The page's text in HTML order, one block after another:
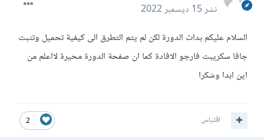
نشر15 ديسمبر 2022
السلام عليكم بدات الدورة لكن لم يتم التطرق الى كيفية تحميل وتثبت
جافا سكريبت فارجو الافادة كما ان صفحة الدورة محيرة لااعلم من
اين ابدا وشكرا
2 اقتباس